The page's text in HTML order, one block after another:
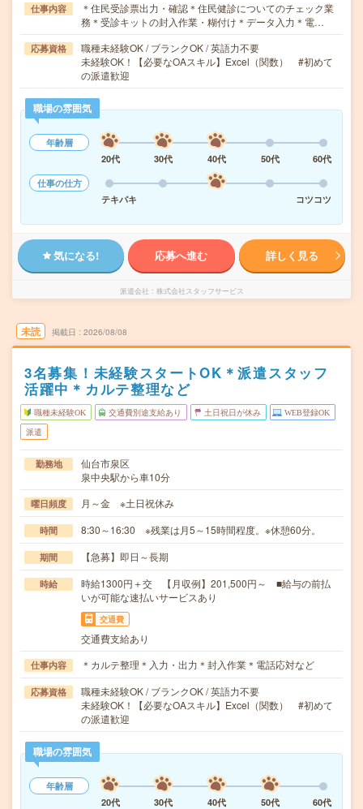
仕事内容
＊住民受診票出力・確認＊住民健診についてのチェック業
務＊受診キットの封入作業・糊付け＊データ入力＊電…
応募資格
職種未経験OK / ブランクOK / 英語力不要
未経験OK！【必要なOAスキル】Excel（関数） #初めて
の派遣歓迎
職場の雰囲気
年齢層
20代
30代 40代 50代
60代
仕事の仕方
テキパキ
コツコツ
気になる! 応募へ進む 詳しく見る
派遣会社 株式会社スタッフサービス
未読 掲載日 2026/08/08
3名募集！未経験スタートOK＊派遣スタッフ
活躍中＊カルテ整理など
職種未経験OK 交通費別途支給あり 土日祝日が休み WEB登録OK
派遣
勤務地
仙台市泉区
泉中央駅から車10分
曜日頻度 月～金 ※土日祝休み
時間 8:30～16:30 ※残業は月5～15時間程度。※休憩60分。
期間 【急募】即日～長期
時給
時給1300円＋交 【月収例】201,500円～ ■給与の前払
いが可能な速払いサービスあり
交通費
交通費支給あり
仕事内容 ＊カルテ整理＊入力・出力＊封入作業＊電話応対など
応募資格
職種未経験OK / ブランクOK / 英語力不要
未経験OK！【必要なOAスキル】Excel（関数） #初めて
の派遣歓迎
職場の雰囲気
年齢層
20代
30代 40代 50代
60代